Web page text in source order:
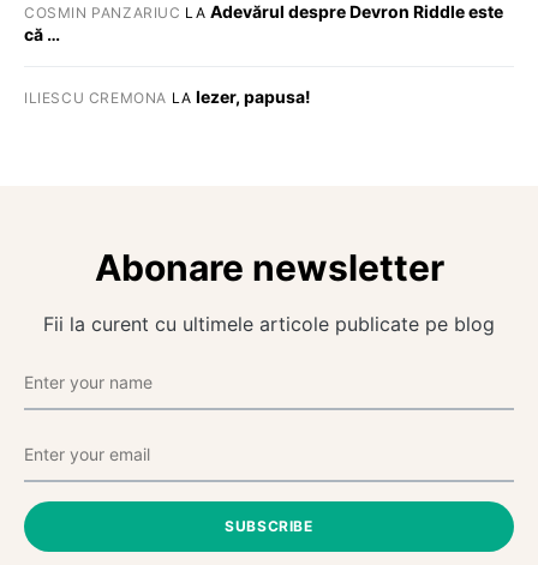
COSMIN PANZARIUC LA Adevărul despre Devron Riddle este
că …
ILIESCU CREMONA LA Iezer, papusa!
Abonare newsletter
Fii la curent cu ultimele articole publicate pe blog
SUBSCRIBE